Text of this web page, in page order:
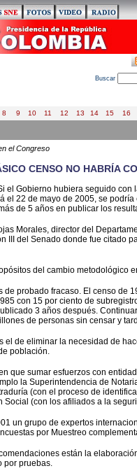
Buscar
8 9 10 11 12 13 14 15 16
el Congreso
CENSO NO HABRÍA
el Gobierno hubiera seguido
el 22 de mayo de 2005, se
de 5 años en publicar los
Morales, director del
III del Senado donde fue citado
del cambio metodológico
de probado fracaso. El censo de
con 15 por ciento de
3 años después.
de personas sin censar y
el de eliminar la necesidad de
población.
que sumar esfuerzos con
la Superintendencia de
(con el proceso de
Social (con los afiliados a la
un grupo de expertos
por Muestreo
están la
por pruebas.